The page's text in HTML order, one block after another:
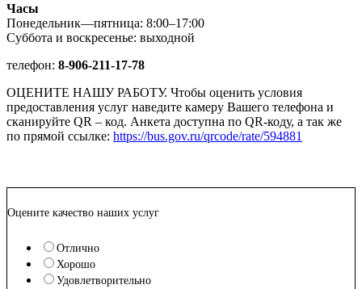
Часы
Понедельник—пятница: 8:00–17:00
Суббота и воскресенье: выходной
телефон: 8-906-211-17-78
ОЦЕНИТЕ НАШУ РАБОТУ. Чтобы оценить условия
предоставления услуг наведите камеру Вашего телефона и
сканируйте QR – код. Анкета доступна по QR-коду, а так же
по прямой ссылке: https://bus.gov.ru/qrcode/rate/594881
Оцените качество наших услуг
Отлично
Хорошо
Удовлетворительно